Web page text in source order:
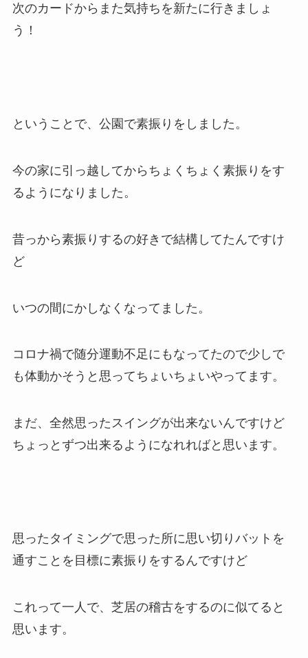
次のカードからまた気持ちを新たに行きましょ
う！
ということで、公園で素振りをしました。
今の家に引っ越してからちょくちょく素振りをす
るようになりました。
昔っから素振りするの好きで結構してたんですけ
ど
いつの間にかしなくなってました。
コロナ禍で随分運動不足にもなってたので少しで
も体動かそうと思ってちょいちょいやってます。
まだ、全然思ったスイングが出来ないんですけど
ちょっとずつ出来るようになれればと思います。
思ったタイミングで思った所に思い切りバットを
通すことを目標に素振りをするんですけど
これって一人で、芝居の稽古をするのに似てると
思います。